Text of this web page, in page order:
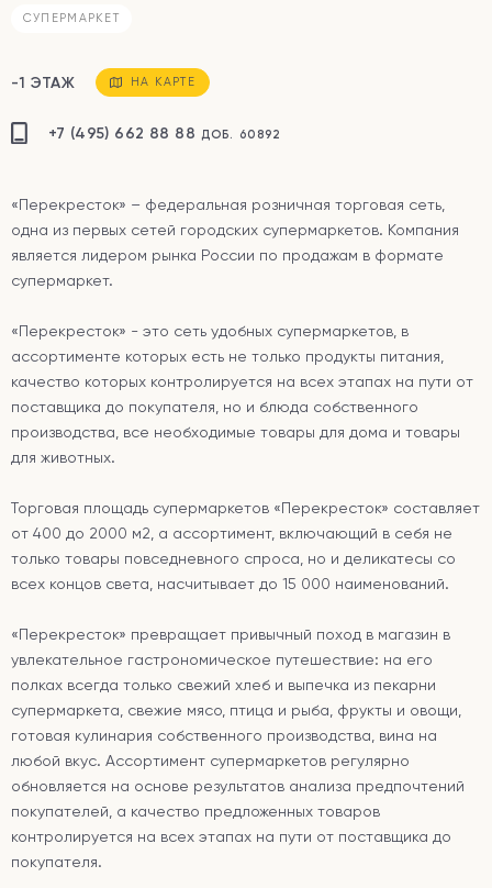
СУПЕРМАРКЕТ
-1 ЭТАЖ НА КАРТЕ
+7 (495) 662 88 88 ДОБ. 60892
«Перекресток» – федеральная розничная торговая сеть,
одна из первых сетей городских супермаркетов. Компания
является лидером рынка России по продажам в формате
супермаркет.
«Перекресток» - это сеть удобных супермаркетов, в
ассортименте которых есть не только продукты питания,
качество которых контролируется на всех этапах на пути от
поставщика до покупателя, но и блюда собственного
производства, все необходимые товары для дома и товары
для животных.
Торговая площадь супермаркетов «Перекресток» составляет
от 400 до 2000 м2, а ассортимент, включающий в себя не
только товары повседневного спроса, но и деликатесы со
всех концов света, насчитывает до 15 000 наименований.
«Перекресток» превращает привычный поход в магазин в
увлекательное гастрономическое путешествие: на его
полках всегда только свежий хлеб и выпечка из пекарни
супермаркета, свежие мясо, птица и рыба, фрукты и овощи,
готовая кулинария собственного производства, вина на
любой вкус. Ассортимент супермаркетов регулярно
обновляется на основе результатов анализа предпочтений
покупателей, а качество предложенных товаров
контролируется на всех этапах на пути от поставщика до
покупателя.